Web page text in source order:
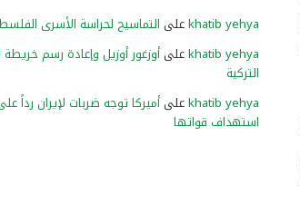
khatib yehyaعلى التماسيح لحراسة الأسرى
khatib yehyaعلىأوزغور أوزيل وإعادة رسم خريطة
التركية
khatib yehyaعلىأميركا توجه ضربات لإيران رداً
استهداف قواتها